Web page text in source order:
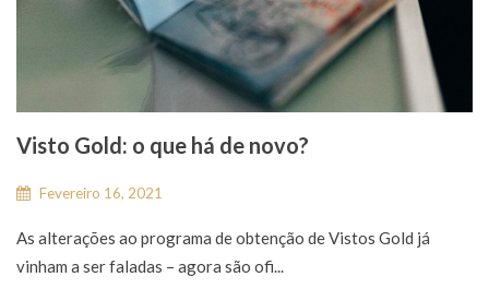
Visto Gold: o que há de novo?
Fevereiro 16, 2021
As alterações ao programa de obtenção de Vistos Gold já
vinham a ser faladas – agora são ofi...